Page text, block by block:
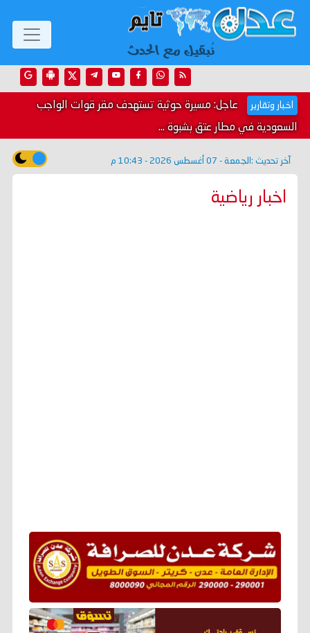
اخبار وتقارير عاجل: مسيرة حوثية تستهدف مقر قوات الواجب
السعودية في مطار عتق بشبوة ...
آخر تحديث : الجمعة - 07 أغسطس 2026 - 10:43 م
اخبار رياضية